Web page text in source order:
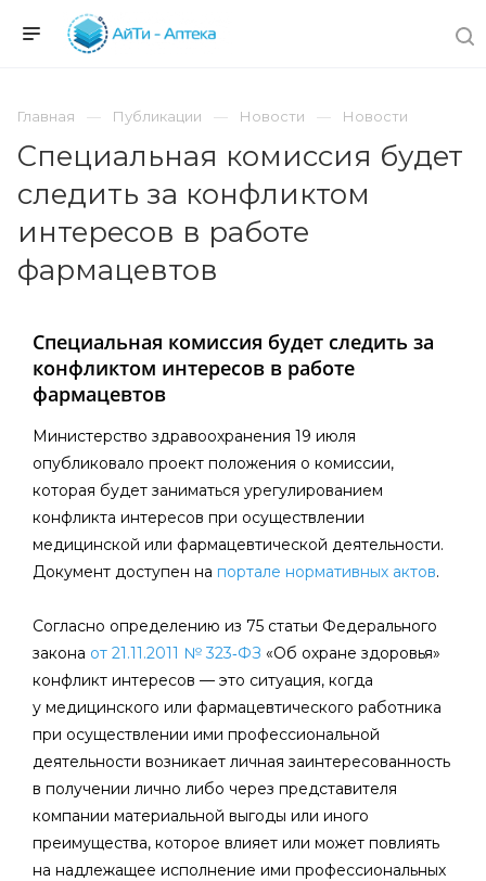
Главная Публикации Новости Новости
Специальная комиссия будет
следить за конфликтом
интересов в работе
фармацевтов
Специальная комиссия будет следить за
конфликтом интересов в работе
фармацевтов
Министерство здравоохранения 19 июля
опубликовало проект положения о комиссии,
которая будет заниматься урегулированием
конфликта интересов при осуществлении
медицинской или фармацевтической деятельности.
Документ доступен на портале нормативных актов.
Согласно определению из 75 статьи Федерального
закона от 21.11.2011 № 323‑ФЗ «Об охране здоровья»
конфликт интересов — это ситуация, когда
у медицинского или фармацевтического работника
при осуществлении ими профессиональной
деятельности возникает личная заинтересованность
в получении лично либо через представителя
компании материальной выгоды или иного
преимущества, которое влияет или может повлиять
на надлежащее исполнение ими профессиональных